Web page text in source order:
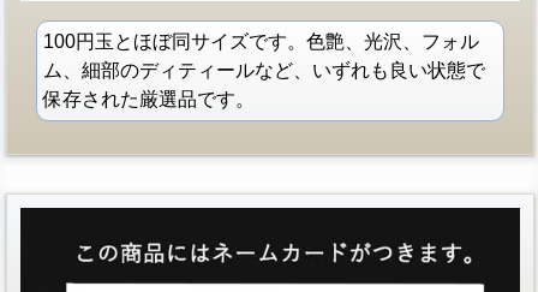
100円玉とほぼ同サイズです。色艶、光沢、フォル
ム、細部のディティールなど、いずれも良い状態で
保存された厳選品です。